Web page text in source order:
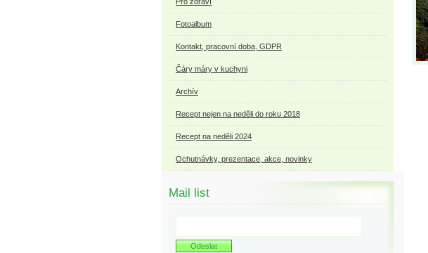
Fotoalbum
Kontakt, pracovní doba, GDPR
Čáry máry v kuchyni
Archív
Recept nejen na neděli do roku 2018
Recept na neděli 2024
Ochutnávky, prezentace, akce, novinky
Mail list